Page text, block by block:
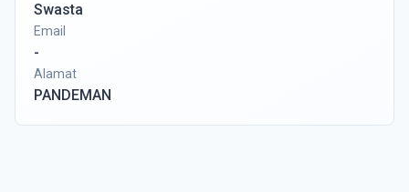
Swasta
Email
-
Alamat
PANDEMAN